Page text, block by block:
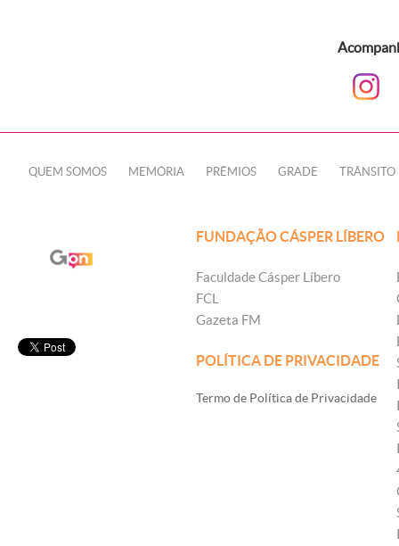
QUEM SOMOS MEMÓRIA PRÊMIOS GRADE TRÂNSITO
FUNDAÇÃO CÁSPER LÍBERO
Faculdade Cásper Líbero
FCL
Gazeta FM
POLÍTICA DE PRIVACIDADE
Termo de Política de Privacidade